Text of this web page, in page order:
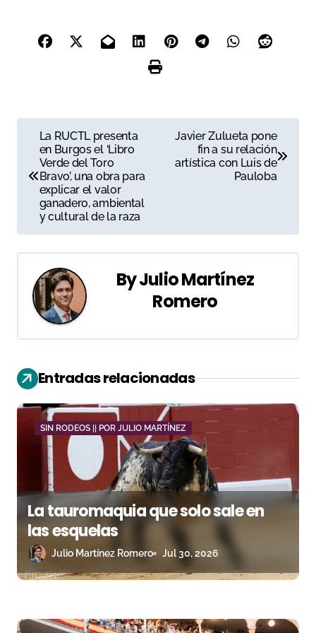
g
i
ó
n
d
e
n
t
r
d
La RUCTL presenta
en Burgos el ‘Libro
Verde del Toro
Bravo’, una obra para
explicar el valor
ganadero, ambiental
y cultural de la raza
Javier Zulueta pone
fin a su relación
artística con Luis de
Pauloba
ByJulio Martínez
Romero
Entradas relacionadas
SIN RODEOS || POR JULIO MARTÍNEZ
La tauromaquia que solo sale en
las esquelas
Julio Martínez Romero Jul 30, 2026